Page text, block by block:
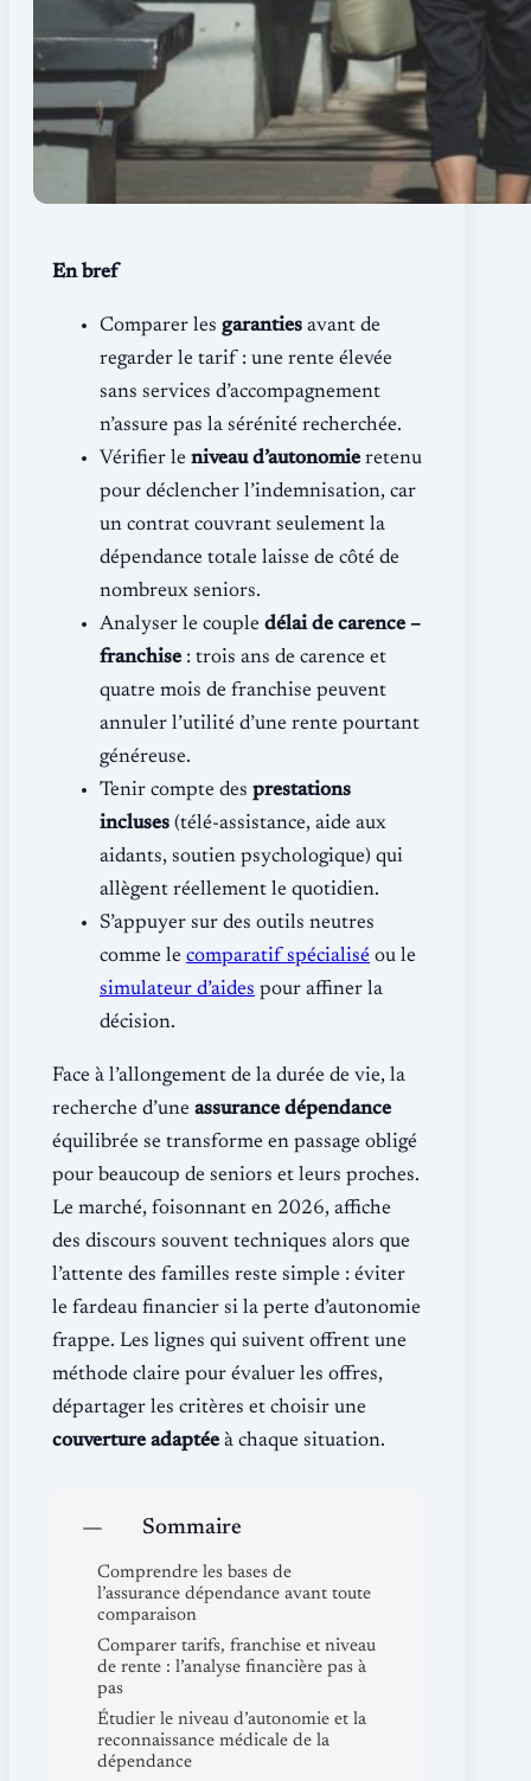
En bref
Comparer les garanties avant de
regarder le tarif : une rente élevée
sans services d’accompagnement
n’assure pas la sérénité recherchée.
Vérifier le niveau d’autonomie retenu
pour déclencher l’indemnisation, car
un contrat couvrant seulement la
dépendance totale laisse de côté de
nombreux seniors.
Analyser le couple délai de carence –
franchise : trois ans de carence et
quatre mois de franchise peuvent
annuler l’utilité d’une rente pourtant
généreuse.
Tenir compte des prestations
incluses (télé-assistance, aide aux
aidants, soutien psychologique) qui
allègent réellement le quotidien.
S’appuyer sur des outils neutres
comme le comparatif spécialisé ou le
simulateur d’aides pour affiner la
décision.
Face à l’allongement de la durée de vie, la
recherche d’une assurance dépendance
équilibrée se transforme en passage obligé
pour beaucoup de seniors et leurs proches.
Le marché, foisonnant en 2026, affiche
des discours souvent techniques alors que
l’attente des familles reste simple : éviter
le fardeau financier si la perte d’autonomie
frappe. Les lignes qui suivent offrent une
méthode claire pour évaluer les offres,
départager les critères et choisir une
couverture adaptée à chaque situation.
Sommaire
Comprendre les bases de
l’assurance dépendance avant toute
comparaison
Comparer tarifs, franchise et niveau
de rente : l’analyse financière pas à
pas
Étudier le niveau d’autonomie et la
reconnaissance médicale de la
dépendance